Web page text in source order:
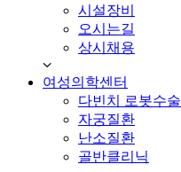
시설장비
오시는길
상시채용
여성의학센터
다빈치 로봇수술
자궁질환
난소질환
골반클리닉